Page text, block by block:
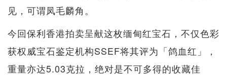
见，可谓凤毛麟角。
今回保利香港拍卖呈献这枚缅甸红宝石，不仅色彩
获权威宝石鉴定机构SSEF将其评为「鸽血红」，
重量亦达5.03克拉，绝对是不可多得的收藏佳